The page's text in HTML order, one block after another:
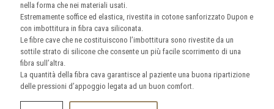
nella forma che nei materiali usati.
Estremamente soffice ed elastica, rivestita in cotone sanforizzato Dupon e
con imbottitura in fibra cava siliconata.
Le fibre cave che ne costituiscono l’imbottitura sono rivestite da un
sottile strato di silicone che consente un più facile scorrimento di una
fibra sull’altra.
La quantità della fibra cava garantisce al paziente una buona ripartizione
delle pressioni d’appoggio legata ad un buon comfort.